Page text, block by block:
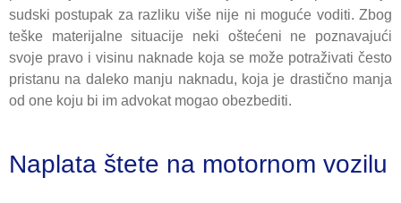
sudski postupak za razliku više nije ni moguće voditi. Zbog
teške materijalne situacije neki oštećeni ne poznavajući
svoje pravo i visinu naknade koja se može potraživati često
pristanu na daleko manju naknadu, koja je drastično manja
od one koju bi im advokat mogao obezbediti.
Naplata štete na motornom vozilu